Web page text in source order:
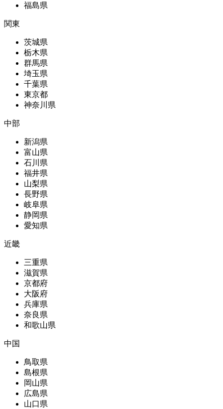
福島県
関東
茨城県
栃木県
群馬県
埼玉県
千葉県
東京都
神奈川県
中部
新潟県
富山県
石川県
福井県
山梨県
長野県
岐阜県
静岡県
愛知県
近畿
三重県
滋賀県
京都府
大阪府
兵庫県
奈良県
和歌山県
中国
鳥取県
島根県
岡山県
広島県
山口県